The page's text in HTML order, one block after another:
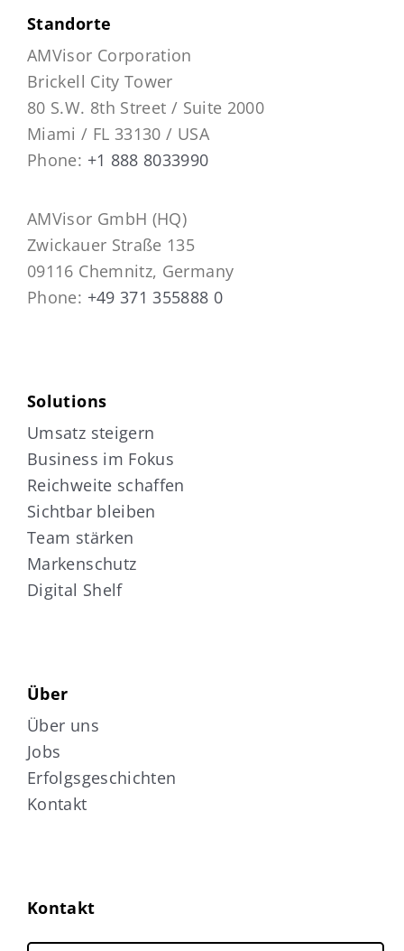
Standorte
AMVisor Corporation
Brickell City Tower
80 S.W. 8th Street / Suite 2000
Miami / FL 33130 / USA
Phone: +1 888 8033990
AMVisor GmbH (HQ)
Zwickauer Straße 135
09116 Chemnitz, Germany
Phone: +49 371 355888 0
Solutions
Umsatz steigern
Business im Fokus
Reichweite schaffen
Sichtbar bleiben
Team stärken
Markenschutz
Digital Shelf
Über
Über uns
Jobs
Erfolgsgeschichten
Kontakt
Kontakt